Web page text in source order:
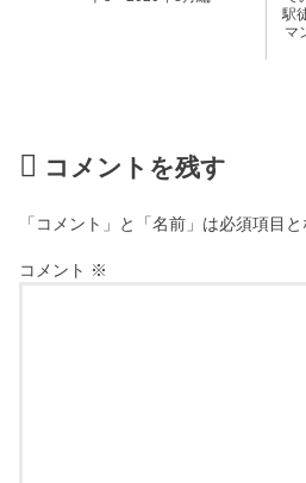
駅
マ
コメントを残す
「コメント」と「名前」は必須項目と
コメント ※